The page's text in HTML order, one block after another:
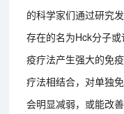
的科学家们通过研究
存在的名为Hck分子
疫疗法产生强大的免
疗法相结合，对单独
会明显减弱，或能改